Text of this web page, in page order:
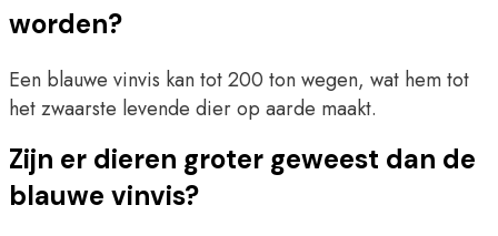
worden?
Een blauwe vinvis kan tot 200 ton wegen, wat hem tot
het zwaarste levende dier op aarde maakt.
Zijn er dieren groter geweest dan de
blauwe vinvis?